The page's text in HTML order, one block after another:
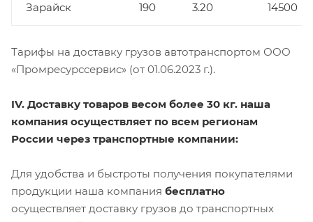
Зарайск 190 3.20 14500
Тарифы на доставку грузов автотранспортом ООО
«Промресурссервис» (от 01.06.2023 г.).
IV. Доставку товаров весом более 30 кг. наша
компания осуществляет по всем регионам
России через транспортные компании:
Для удобства и быстроты получения покупателями
продукции наша компания бесплатно
осуществляет доставку грузов до транспортных